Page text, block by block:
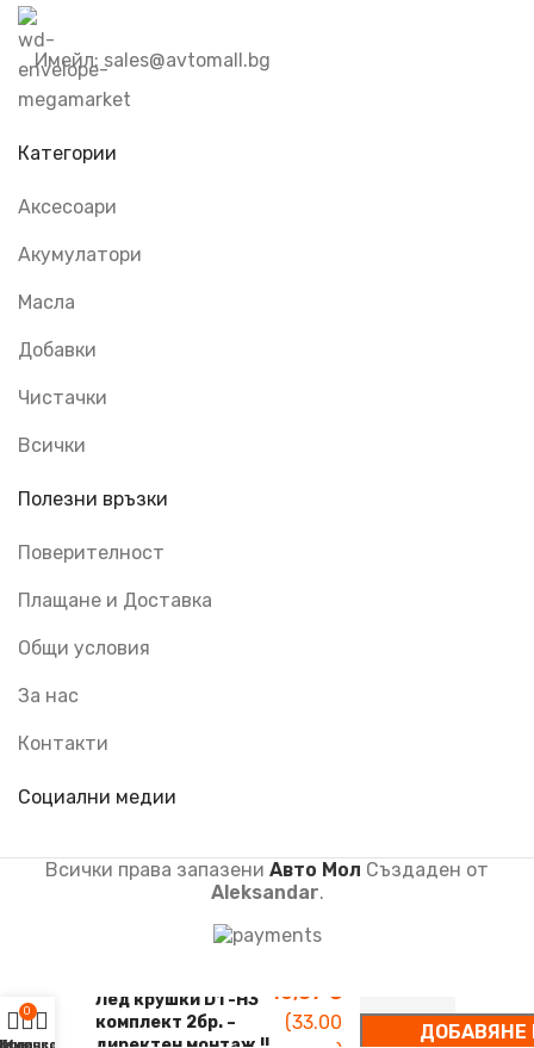
Имейл: sales@avtomall.bg
Категории
Аксесоари
Акумулатори
Масла
Добавки
Чистачки
Всички
Полезни връзки
Поверителност
Плащане и Доставка
Общи условия
За нас
Контакти
Социални медии
Всички права запазени Авто Мол Създаден от
Aleksandar.
Лед крушки D1 -H3
комплект 2бр. –
ДОБАВЯНЕ
0